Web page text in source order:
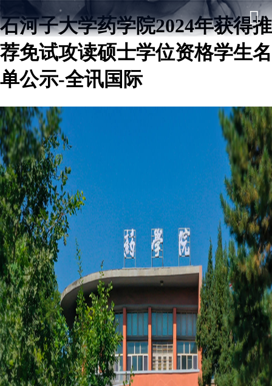
石河子大学药学院2024年获得推
荐免试攻读硕士学位资格学生名
单公示-全讯国际